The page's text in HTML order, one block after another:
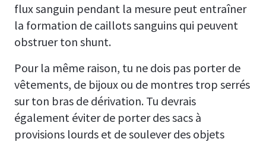
flux sanguin pendant la mesure peut entraîner
la formation de caillots sanguins qui peuvent
obstruer ton shunt.
Pour la même raison, tu ne dois pas porter de
vêtements, de bijoux ou de montres trop serrés
sur ton bras de dérivation. Tu devrais
également éviter de porter des sacs à
provisions lourds et de soulever des objets